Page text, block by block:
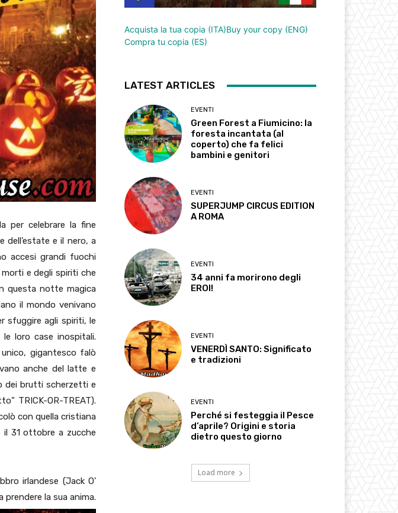
per celebrare la fine
dell’estate e il nero, a
accesi grandi fuochi
e degli spiriti che
questa notte magica
il mondo venivano
sfuggire agli spiriti, le
loro case inospitali.
gigantesco falò
anche del latte e
dei brutti scherzetti e
TRICK-OR-TREAT).
con quella cristiana
31 ottobre a zucche
irlandese (Jack O’
la sua anima.
Acquista la tua copia (ITA)Buy your copy (ENG)
Compra tu copia (ES)
LATEST ARTICLES
EVENTI
Green Forest a Fiumicino: la
foresta incantata (al
coperto) che fa felici
bambini e genitori
EVENTI
SUPERJUMP CIRCUS EDITION
A ROMA
EVENTI
34 anni fa morirono degli
EROI!
EVENTI
VENERDÌ SANTO: Significato
e tradizioni
EVENTI
Perché si festeggia il Pesce
d’aprile? Origini e storia
dietro questo giorno
Load more